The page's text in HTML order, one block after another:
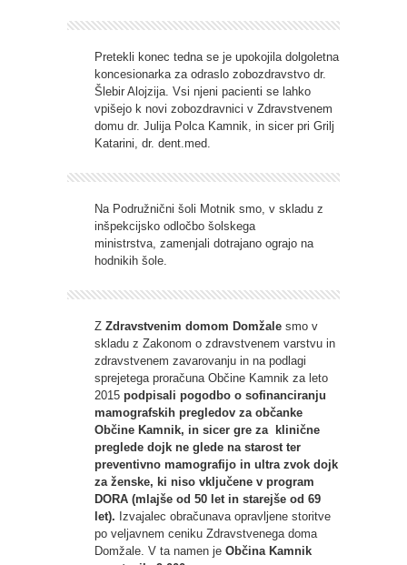
Pretekli konec tedna se je upokojila dolgoletna
koncesionarka za odraslo zobozdravstvo dr.
Šlebir Alojzija. Vsi njeni pacienti se lahko
vpišejo k novi zobozdravnici v Zdravstvenem
domu dr. Julija Polca Kamnik, in sicer pri Grilj
Katarini, dr. dent.med.
Na Podružnični šoli Motnik smo, v skladu z
inšpekcijsko odločbo šolskega
ministrstva, zamenjali dotrajano ograjo na
hodnikih šole.
Z Zdravstvenim domom Domžale smo v
skladu z Zakonom o zdravstvenem varstvu in
zdravstvenem zavarovanju in na podlagi
sprejetega proračuna Občine Kamnik za leto
2015 podpisali pogodbo o sofinanciranju
mamografskih pregledov za občanke
Občine Kamnik, in sicer gre za klinične
preglede dojk ne glede na starost ter
preventivno mamografijo in ultra zvok dojk
za ženske, ki niso vključene v program
DORA (mlajše od 50 let in starejše od 69
let). Izvajalec obračunava opravljene storitve
po veljavnem ceniku Zdravstvenega doma
Domžale. V ta namen je Občina Kamnik